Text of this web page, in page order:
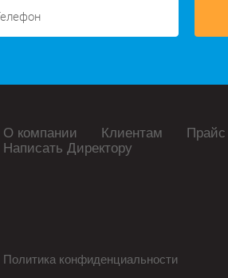
О компании Клиентам Прайс
Написать Директору
Политика конфиденциальности